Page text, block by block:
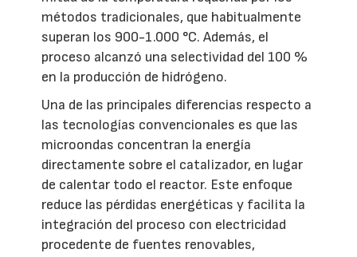
métodos tradicionales, que habitualmente
superan los 900-1.000 °C. Además, el
proceso alcanzó una selectividad del 100 %
en la producción de hidrógeno.
Una de las principales diferencias respecto a
las tecnologías convencionales es que las
microondas concentran la energía
directamente sobre el catalizador, en lugar
de calentar todo el reactor. Este enfoque
reduce las pérdidas energéticas y facilita la
integración del proceso con electricidad
procedente de fuentes renovables,